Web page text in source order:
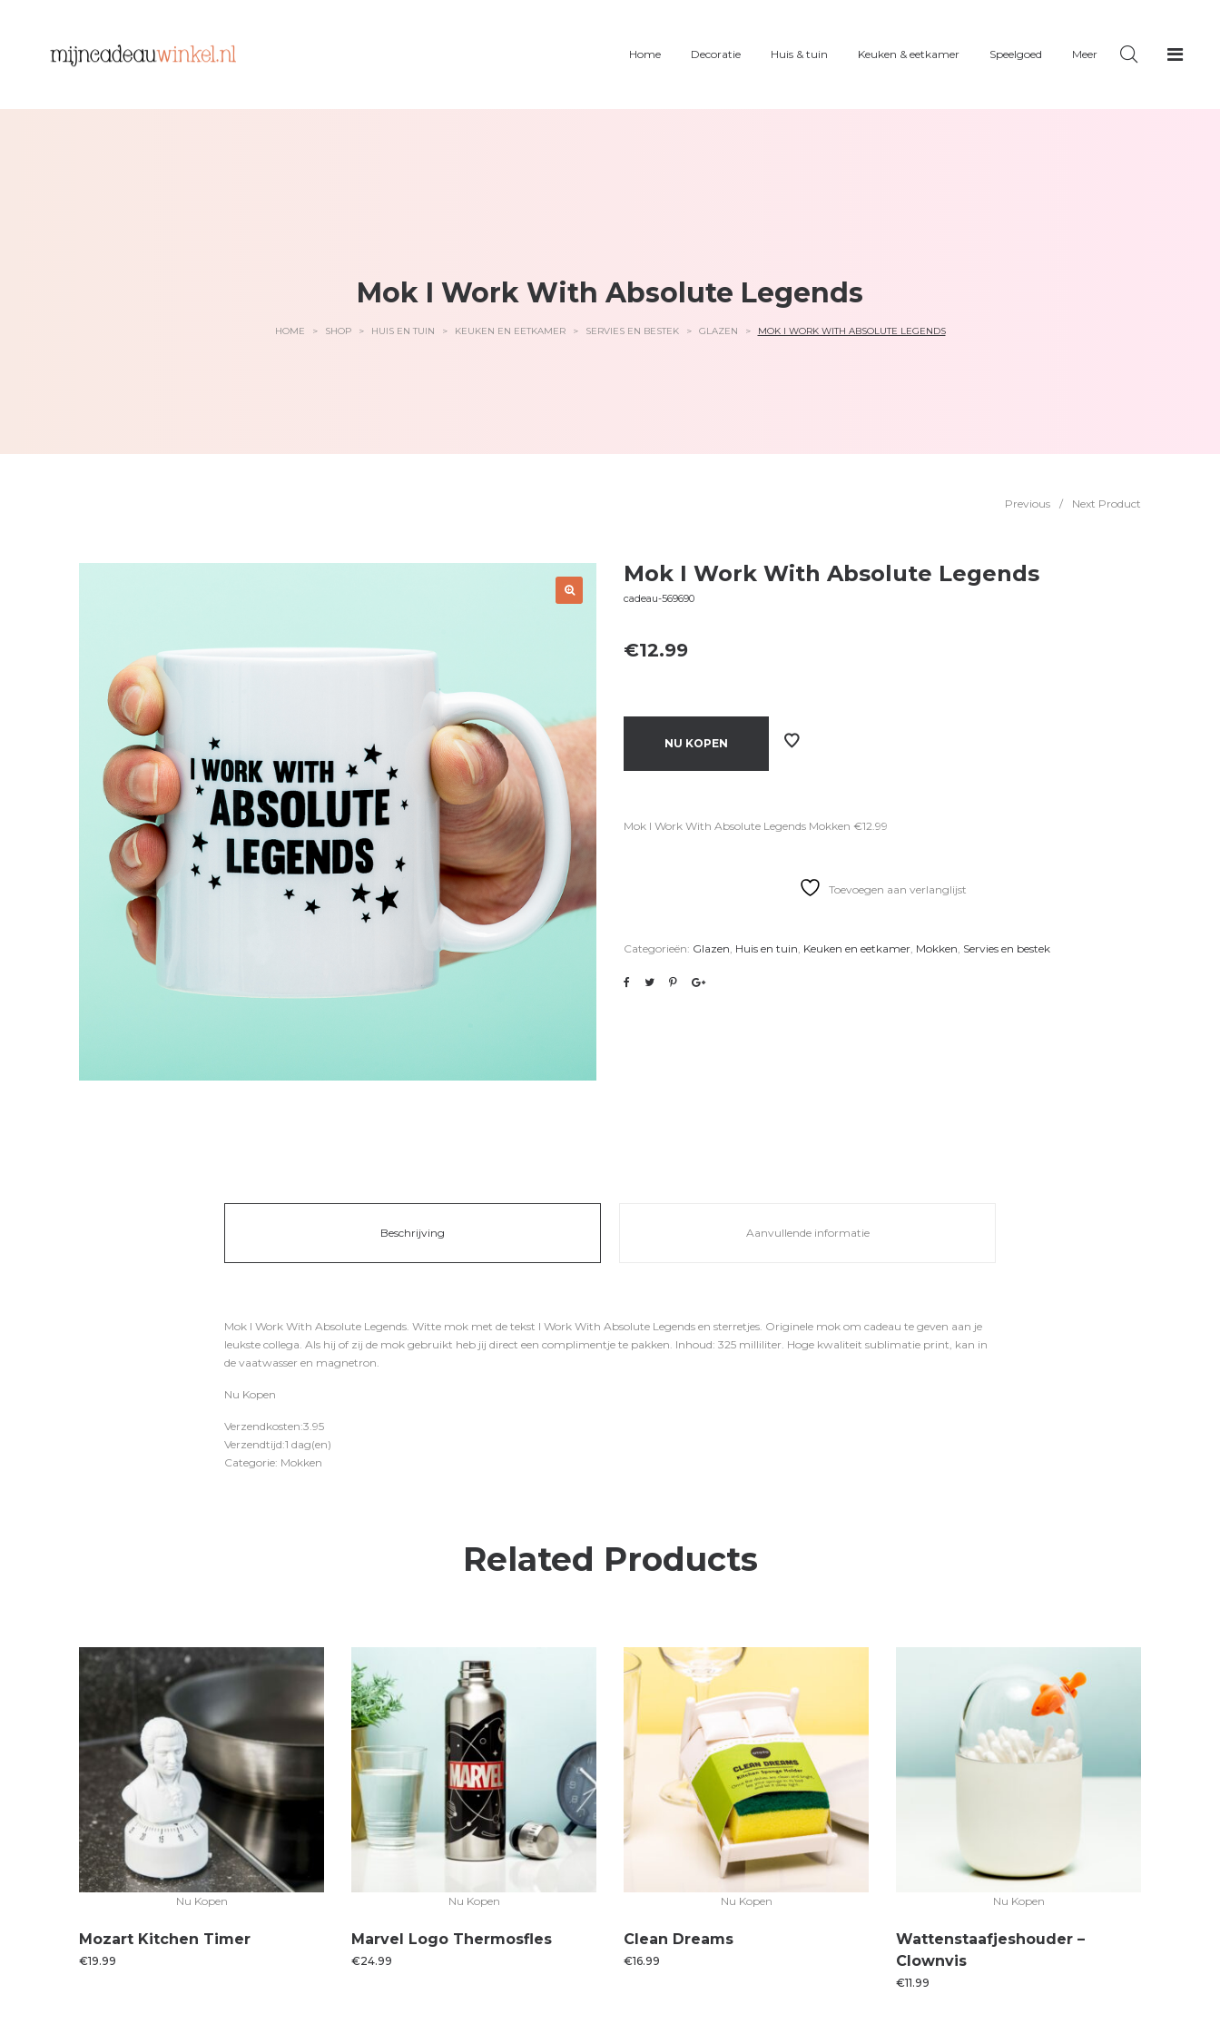
Home Decoratie Huis & tuin Keuken & eetkamer Speelgoed Meer
Mok I Work With Absolute Legends
HOME > SHOP > HUIS EN TUIN > KEUKEN EN EETKAMER > SERVIES EN BESTEK > GLAZEN > MOK I WORK WITH ABSOLUTE LEGENDS
Previous / Next Product
Mok I Work With Absolute Legends
cadeau-569690
€12.99
NU KOPEN
Mok I Work With Absolute Legends Mokken €12.99
Toevoegen aan verlanglijst
Categorieën: Glazen, Huis en tuin, Keuken en eetkamer, Mokken, Servies en bestek
Beschrijving Aanvullende informatie
Mok I Work With Absolute Legends. Witte mok met de tekst I Work With Absolute Legends en sterretjes. Originele mok om cadeau te geven aan je
leukste collega. Als hij of zij de mok gebruikt heb jij direct een complimentje te pakken. Inhoud: 325 milliliter. Hoge kwaliteit sublimatie print, kan in
de vaatwasser en magnetron.
Nu Kopen
Verzendkosten:3.95
Verzendtijd:1 dag(en)
Categorie: Mokken
Related Products
Nu Kopen
Mozart Kitchen Timer
€19.99
Nu Kopen
Marvel Logo Thermosfles
€24.99
Nu Kopen
Clean Dreams
€16.99
Nu Kopen
Wattenstaafjeshouder –
Clownvis
€11.99